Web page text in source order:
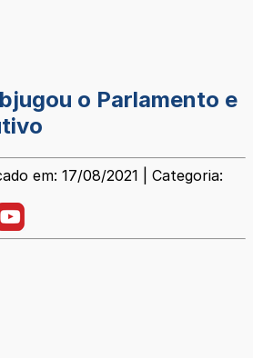
o Parlamento e
em: 17/08/2021 | Categoria: